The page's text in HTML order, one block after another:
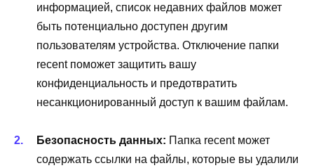
информацией, список недавних файлов может
быть потенциально доступен другим
пользователям устройства. Отключение папки
recent поможет защитить вашу
конфиденциальность и предотвратить
несанкционированный доступ к вашим файлам.
Безопасность данных: Папка recent может
содержать ссылки на файлы, которые вы удалили